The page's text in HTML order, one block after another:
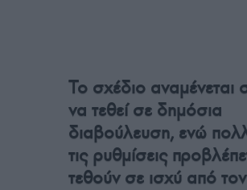
Το σχέδιο αναμένεται
να τεθεί σε δημόσια
διαβούλευση, ενώ
τις ρυθμίσεις
τεθούν σε ισχύ από τον